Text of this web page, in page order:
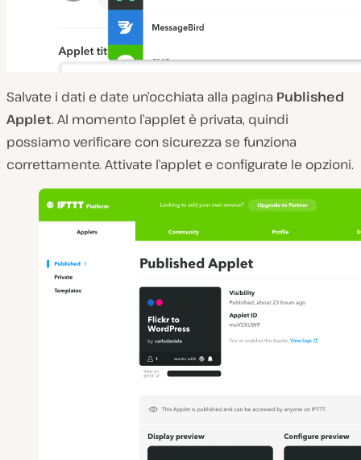
Salvate i dati e date un’occhiata alla pagina Published
Applet. Al momento l’applet è privata, quindi
possiamo verificare con sicurezza se funziona
correttamente. Attivate l’applet e configurate le opzioni.